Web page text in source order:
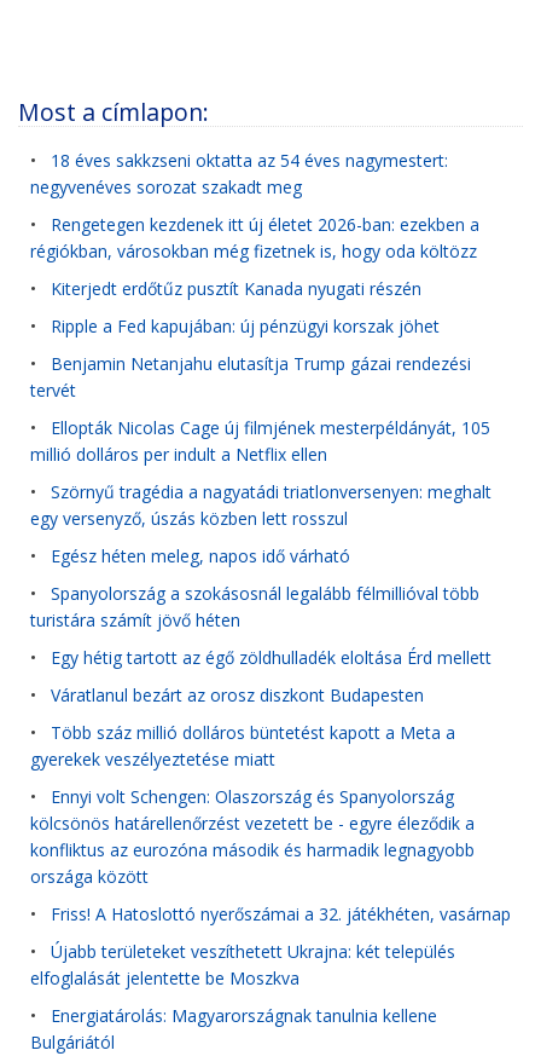
Most a címlapon:
• 18 éves sakkzseni oktatta az 54 éves nagymestert:
negyvenéves sorozat szakadt meg
• Rengetegen kezdenek itt új életet 2026-ban: ezekben a
régiókban, városokban még fizetnek is, hogy oda költözz
• Kiterjedt erdőtűz pusztít Kanada nyugati részén
• Ripple a Fed kapujában: új pénzügyi korszak jöhet
• Benjamin Netanjahu elutasítja Trump gázai rendezési
tervét
• Ellopták Nicolas Cage új filmjének mesterpéldányát, 105
millió dolláros per indult a Netflix ellen
• Szörnyű tragédia a nagyatádi triatlonversenyen: meghalt
egy versenyző, úszás közben lett rosszul
• Egész héten meleg, napos idő várható
• Spanyolország a szokásosnál legalább félmillióval több
turistára számít jövő héten
• Egy hétig tartott az égő zöldhulladék eloltása Érd mellett
• Váratlanul bezárt az orosz diszkont Budapesten
• Több száz millió dolláros büntetést kapott a Meta a
gyerekek veszélyeztetése miatt
• Ennyi volt Schengen: Olaszország és Spanyolország
kölcsönös határellenőrzést vezetett be - egyre éleződik a
konfliktus az eurozóna második és harmadik legnagyobb
országa között
• Friss! A Hatoslottó nyerőszámai a 32. játékhéten, vasárnap
• Újabb területeket veszíthetett Ukrajna: két település
elfoglalását jelentette be Moszkva
• Energiatárolás: Magyarországnak tanulnia kellene
Bulgáriától